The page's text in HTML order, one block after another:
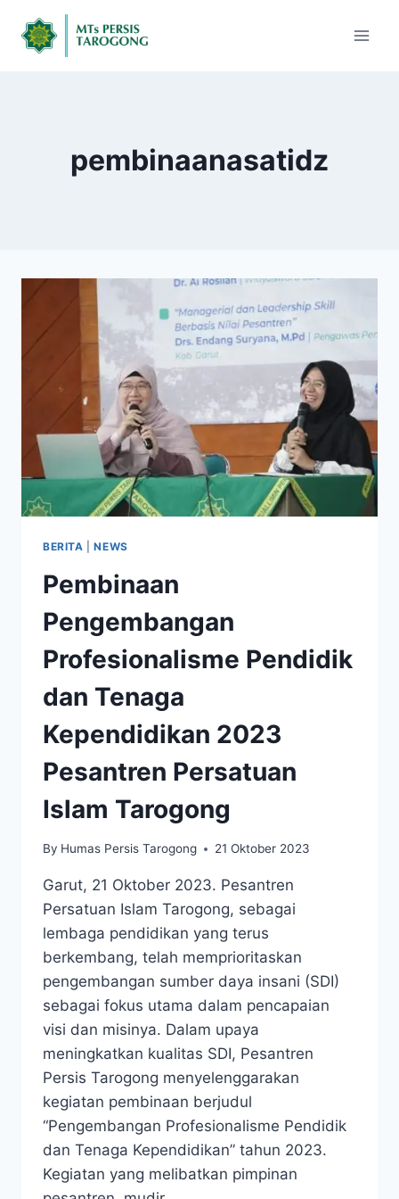
pembinaanasatidz
BERITA |NEWS
Pembinaan
Pengembangan
Profesionalisme Pendidik
dan Tenaga
Kependidikan 2023
Pesantren Persatuan
Islam Tarogong
By Humas Persis Tarogong 21 Oktober 2023
Garut, 21 Oktober 2023. Pesantren
Persatuan Islam Tarogong, sebagai
lembaga pendidikan yang terus
berkembang, telah memprioritaskan
pengembangan sumber daya insani (SDI)
sebagai fokus utama dalam pencapaian
visi dan misinya. Dalam upaya
meningkatkan kualitas SDI, Pesantren
Persis Tarogong menyelenggarakan
kegiatan pembinaan berjudul
“Pengembangan Profesionalisme Pendidik
dan Tenaga Kependidikan” tahun 2023.
Kegiatan yang melibatkan pimpinan